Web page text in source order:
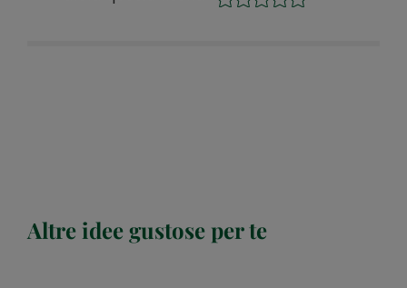
Altre idee gustose per te